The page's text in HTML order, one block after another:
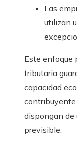
Las
utilizan
Este enfoque
tributaria
capacidad
contribuyente
dispongan de
previsible.